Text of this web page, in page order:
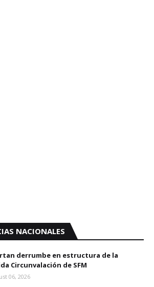
NACIONALES
derrumbe en estructura de la
Circunvalación de SFM
06, 2026